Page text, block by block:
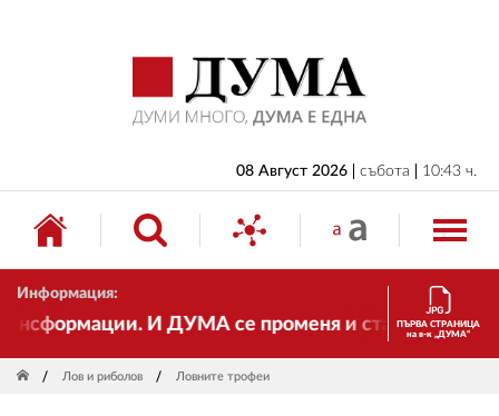
08 Август 2026 събота 10:43 ч.
Информация:
И ДУМА се променя и става
ПЪРВА СТРАНИЦА
на в-к „ДУМА“
Лов и риболов Ловните трофеи
БЪЛГАРИЯ
ИКОНОМИКА
ИЗБОРИ
СВЯТ